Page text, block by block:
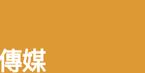
媒